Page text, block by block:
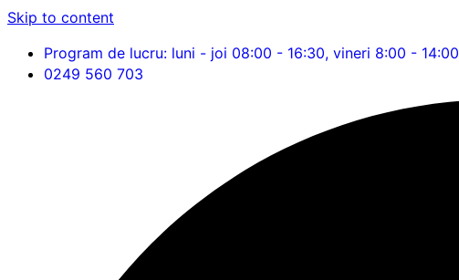
Skip to content
Program de lucru: luni - joi 08:00 - 16:30, vineri 8:00 - 14:00
0249 560 703